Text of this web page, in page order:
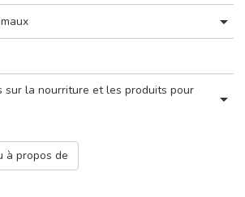
sur la nourriture et les produits pour
à propos de